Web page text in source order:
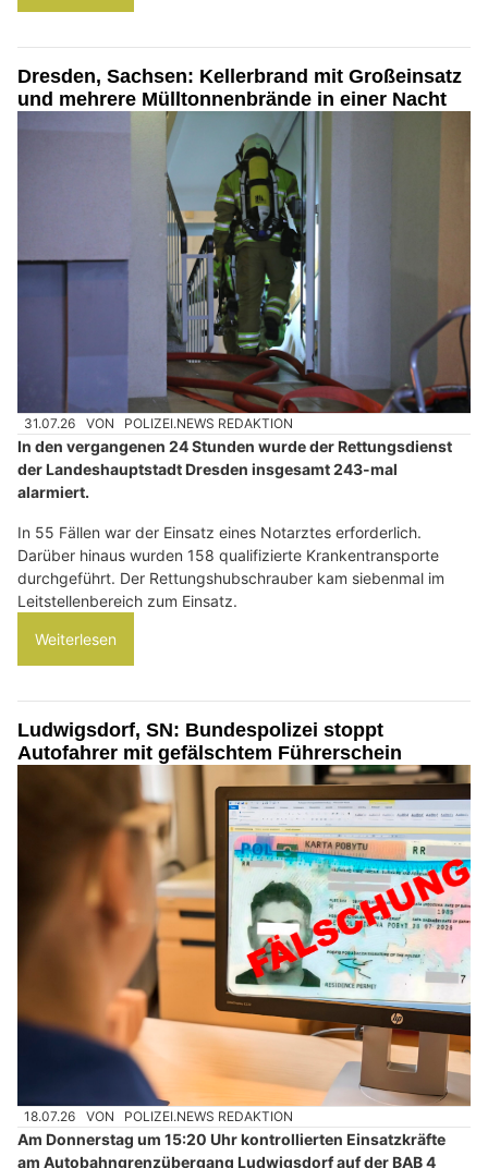
Dresden, Sachsen: Kellerbrand mit Großeinsatz
und mehrere Mülltonnenbrände in einer Nacht
31.07.26 VON POLIZEI.NEWS REDAKTION
In den vergangenen 24 Stunden wurde der Rettungsdienst
der Landeshauptstadt Dresden insgesamt 243-mal
alarmiert.
In 55 Fällen war der Einsatz eines Notarztes erforderlich.
Darüber hinaus wurden 158 qualifizierte Krankentransporte
durchgeführt. Der Rettungshubschrauber kam siebenmal im
Leitstellenbereich zum Einsatz.
Weiterlesen
Ludwigsdorf, SN: Bundespolizei stoppt
Autofahrer mit gefälschtem Führerschein
18.07.26 VON POLIZEI.NEWS REDAKTION
Am Donnerstag um 15:20 Uhr kontrollierten Einsatzkräfte
am Autobahngrenzübergang Ludwigsdorf auf der BAB 4